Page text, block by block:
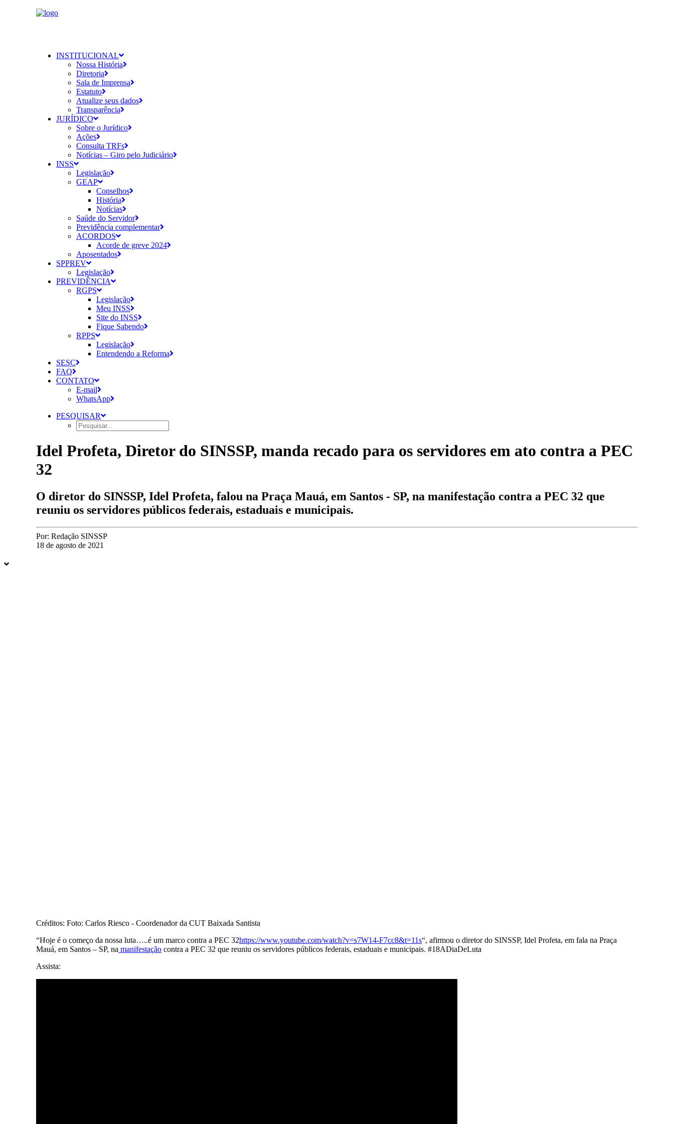
INSTITUCIONAL
Nossa História
Diretoria
Sala de Imprensa
Estatuto
Atualize seus dados
Transparência
JURÍDICO
Sobre o Jurídico
Ações
Consulta TRFs
Notícias – Giro pelo Judiciário
INSS
Legislação
GEAP
Conselhos
História
Notícias
Saúde do Servidor
Previdência complementar
ACORDOS
Acorde de greve 2024
Aposentados
SPPREV
Legislação
PREVIDÊNCIA
RGPS
Legislação
Meu INSS
Site do INSS
Fique Sabendo
RPPS
Legislação
Entendendo a Reforma
SESC
FAQ
CONTATO
E-mail
WhatsApp
PESQUISAR
Idel Profeta, Diretor do SINSSP, manda recado para os servidores em ato contra a PEC
32
O diretor do SINSSP, Idel Profeta, falou na Praça Mauá, em Santos - SP, na manifestação contra a PEC 32 que
reuniu os servidores públicos federais, estaduais e municipais.
Por: Redação SINSSP
18 de agosto de 2021
Créditos: Foto: Carlos Riesco - Coordenador da CUT Baixada Santista
“Hoje é o começo da nossa luta…..é um marco contra a PEC 32https://www.youtube.com/watch?v=s7W14-F7cc8&t=11s“, afirmou o diretor do SINSSP, Idel Profeta, em fala na Praça
Mauá, em Santos – SP, na manifestação contra a PEC 32 que reuniu os servidores públicos federais, estaduais e municipais. #18ADiaDeLuta
Assista: